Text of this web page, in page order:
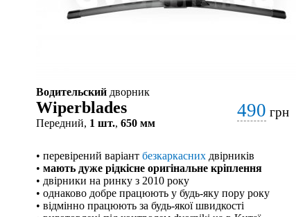
Водительский дворник
Wiperblades
Передний, 1 шт., 650 мм
490 грн
• перевірений варіант безкаркасних двірників
• мають дуже рідкісне оригінальне кріплення
• двірники на ринку з 2010 року
• однаково добре працюють у будь-яку пору року
• відмінно працюють за будь-якої швидкості